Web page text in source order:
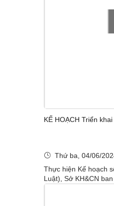
KẾ HOẠCH Triển
Thứ ba, 04/06/
Thực hiện Kế hoạch
Luật), Sở KH&CN